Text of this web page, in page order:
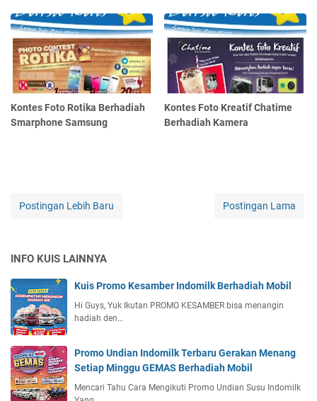
Kontes Foto Rotika Berhadiah
Smarphone Samsung
Kontes Foto Kreatif Chatime
Berhadiah Kamera
Postingan Lebih Baru Postingan Lama
INFO KUIS LAINNYA
Kuis Promo Kesamber Indomilk Berhadiah Mobil
Hi Guys, Yuk Ikutan PROMO KESAMBER bisa menangin
hadiah den…
Promo Undian Indomilk Terbaru Gerakan Menang
Setiap Minggu GEMAS Berhadiah Mobil
Mencari Tahu Cara Mengikuti Promo Undian Susu Indomilk